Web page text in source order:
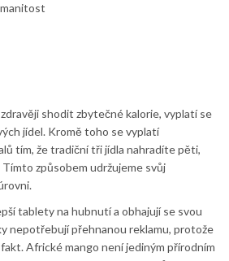
shodit zbytečné kalorie, vyplatí se
jídel. Kromě toho se vyplatí
tím, že tradiční tři jídla nahradíte pěti,
Tímto způsobem udržujeme svůj
tablety na hubnutí a obhajují se svou
nepotřebují přehnanou reklamu, protože
Africké mango není jediným přírodním